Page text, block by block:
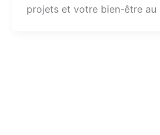
projets et votre bien-être au